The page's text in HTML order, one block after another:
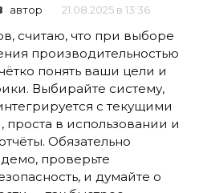
автор 21.08.2025 в 13:36
считаю, что при выборе
производительностью
понять ваши цели и
Выбирайте систему,
с текущими
проста в использовании и
Обязательно
проверьте
и думайте о